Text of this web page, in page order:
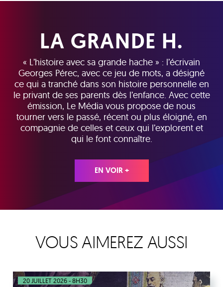
LA GRANDE H.
« L’histoire avec sa grande hache » : l’écrivain
Georges Pérec, avec ce jeu de mots, a désigné
ce qui a tranché dans son histoire personnelle en
le privant de ses parents dès l’enfance. Avec cette
émission, Le Média vous propose de nous
tourner vers le passé, récent ou plus éloigné, en
compagnie de celles et ceux qui l’explorent et
qui le font connaître.
EN VOIR +
VOUS AIMEREZ AUSSI
20 JUILLET 2026 - 8H30